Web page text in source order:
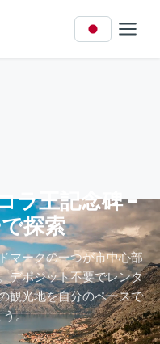
ラ王記念碑 -
探索
マークの一つが市中心部
デポジット不要でレンタ
観光地を自分のペースで
う。